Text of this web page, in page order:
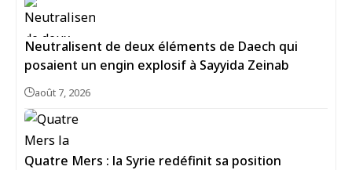
Neutralisent de deux éléments de Daech qui
posaient un engin explosif à Sayyida Zeinab
août 7, 2026
Quatre Mers : la Syrie redéfinit sa position